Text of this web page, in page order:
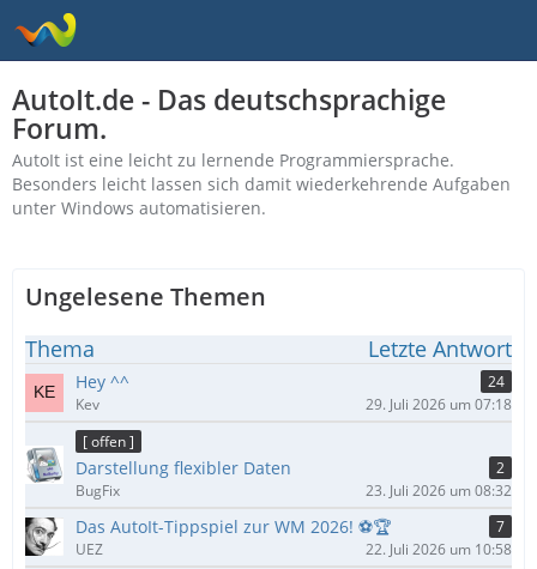
AutoIt.de - Das deutschsprachige
Forum.
AutoIt ist eine leicht zu lernende Programmiersprache.
Besonders leicht lassen sich damit wiederkehrende Aufgaben
unter Windows automatisieren.
Ungelesene Themen
Thema Letzte Antwort
Hey ^^
24
Kev
29. Juli 2026 um 07:18
[ offen ]
Darstellung flexibler Daten
2
BugFix
23. Juli 2026 um 08:32
Das AutoIt-Tippspiel zur WM 2026! ⚽🏆
7
UEZ
22. Juli 2026 um 10:58